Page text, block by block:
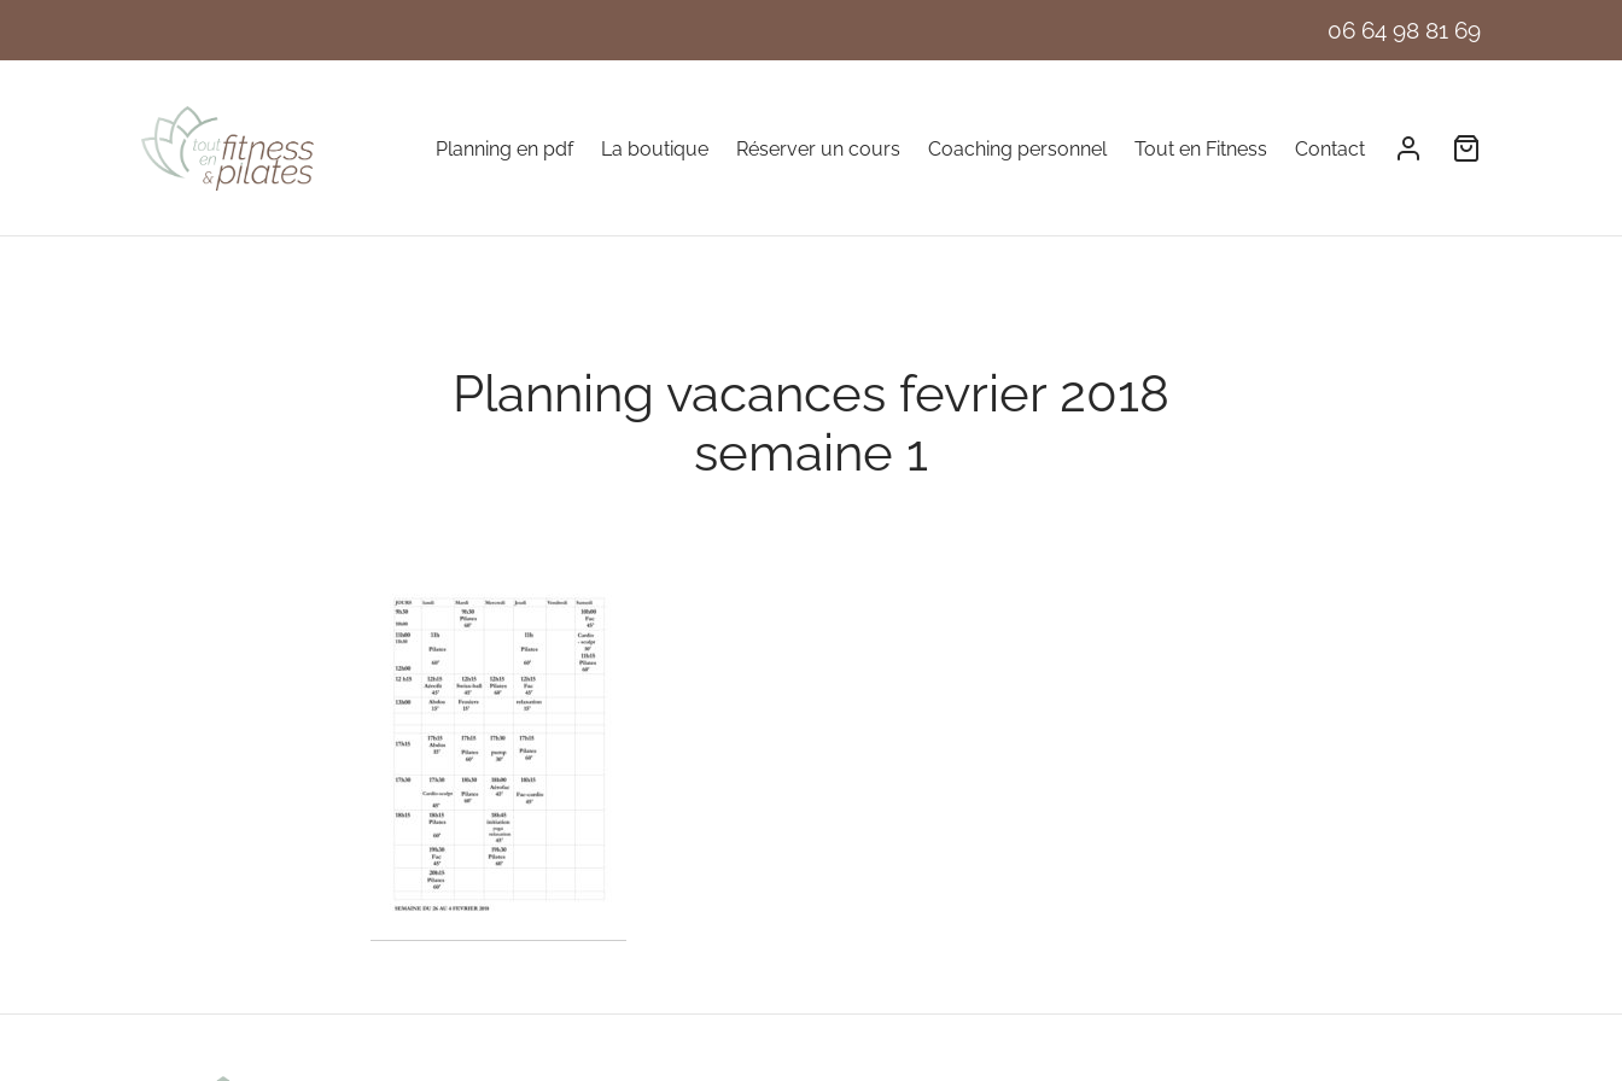
06 64 98 81 69
Planning en pdf La boutique Réserver un cours Coaching personnel Tout en Fitness Contact
Planning vacances fevrier 2018
semaine 1